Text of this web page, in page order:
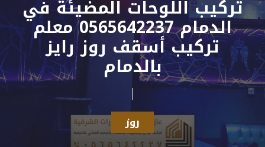
تركيب اللوحات المضيئة في
الدمام 0565642237 معلم
تركيب أسقف روز رايز
بالدمام
روز